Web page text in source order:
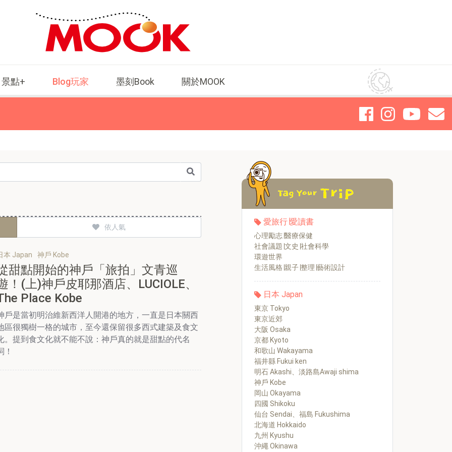
景點+ Blog玩家 墨刻Book 關於MOOK
依人氣
本 Japan 神戶 Kobe
甜點開始的神戶「旅拍」文青巡
！(上)神戶皮耶那酒店、LUCIOLE、
Place Kobe
戶是當初明治維新西洋人開港的地方，一直是日本關西
區很獨樹一格的城市，至今還保留很多西式建築及食文
。提到食文化就不能不說：神戶真的就是甜點的代名
！
愛旅行∣愛讀書
心理勵志∣醫療保健
社會議題∣文史∣社會科學
環遊世界
生活風格∣親子∣整理∣藝術設計
日本 Japan
東京 Tokyo
東京近郊
大阪 Osaka
京都 Kyoto
和歌山 Wakayama
福井縣 Fukui ken
明石 Akashi、淡路島Awaji shima
神戶 Kobe
岡山 Okayama
四國 Shikoku
仙台 Sendai、福島 Fukushima
北海道 Hokkaido
九州 Kyushu
沖繩 Okinawa